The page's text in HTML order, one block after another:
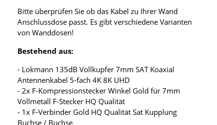
Bitte überprüfen Sie ob das Kabel zu Ihrer Wand
Anschlussdose passt. Es gibt verschiedene Varianten
von Wanddosen!
Bestehend aus:
- Lokmann 135dB Vollkupfer 7mm SAT Koaxial
Antennenkabel 5-fach 4K 8K UHD
- 2x F-Kompressionstecker Winkel Gold für 7mm
Vollmetall F-Stecker HQ Qualität
- 1x F-Verbinder Gold HQ Qualität Sat Kupplung
Buchse / Buchse